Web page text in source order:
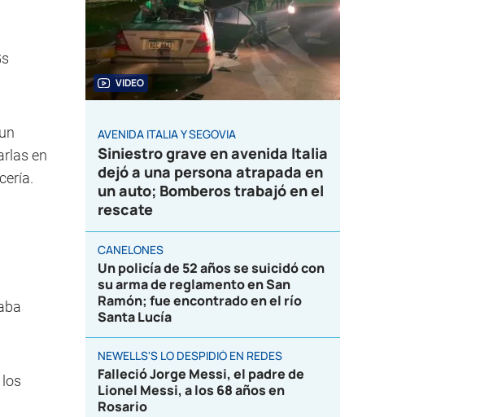
en
VIDEO
AVENIDA ITALIA Y SEGOVIA
Siniestro grave en avenida Italia
dejó a una persona atrapada en
un auto; Bomberos trabajó en el
rescate
CANELONES
Un policía de 52 años se suicidó con
su arma de reglamento en San
Ramón; fue encontrado en el río
Santa Lucía
NEWELLS'S LO DESPIDIÓ EN REDES
Falleció Jorge Messi, el padre de
Lionel Messi, a los 68 años en
Rosario